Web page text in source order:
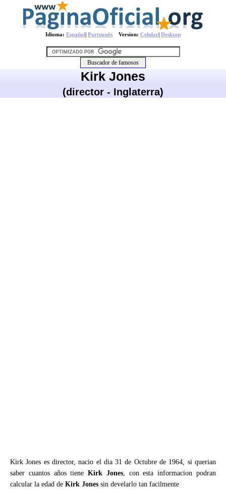
Idioma: Español| Português Version: Celular| Desktop
Kirk Jones
(director - Inglaterra)
Kirk Jones es director, nacio el dia 31 de Octubre de 1964, si querian
saber cuantos años tieneKirk Jones, con esta informacion podran
calcular la edad de Kirk Jones sin develarlo tan facilmente